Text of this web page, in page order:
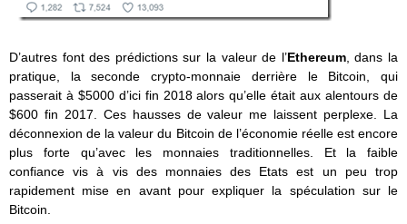
D’autres font des prédictions sur la valeur de l’Ethereum, dans la
pratique, la seconde crypto-monnaie derrière le Bitcoin, qui
passerait à $5000 d’ici fin 2018 alors qu’elle était aux alentours de
$600 fin 2017. Ces hausses de valeur me laissent perplexe. La
déconnexion de la valeur du Bitcoin de l’économie réelle est encore
plus forte qu’avec les monnaies traditionnelles. Et la faible
confiance vis à vis des monnaies des Etats est un peu trop
rapidement mise en avant pour expliquer la spéculation sur le
Bitcoin.